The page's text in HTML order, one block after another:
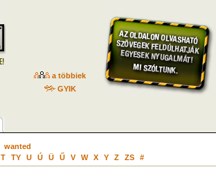
a többiek
GYIK
wanted
T TY U Ú Ü Ű V W X Y Z ZS #